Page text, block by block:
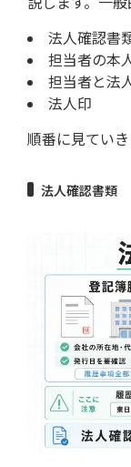
法人確認書
担当者の本
担当者と法
法人印
順番に見ていき
法人確認書類